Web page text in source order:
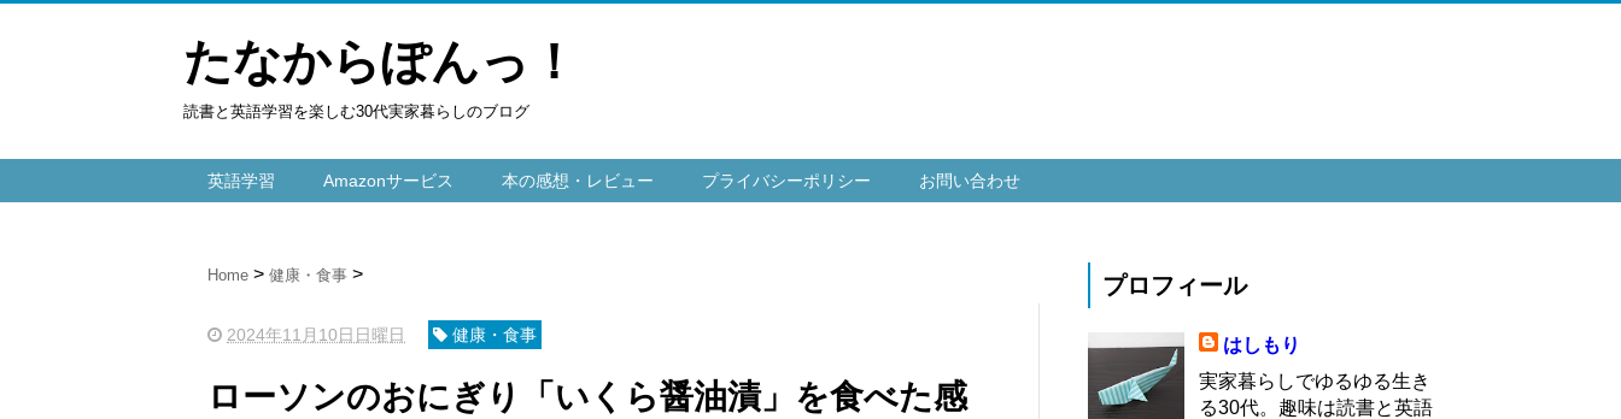
たなからぽんっ！
読書と英語学習を楽しむ30代実家暮らしのブログ
英語学習 Amazonサービス 本の感想・レビュー プライバシーポリシー お問い合わせ
Home 健康・食事
2024年11月10日日曜日 健康・食事
ローソンのおにぎり「いくら醤油漬」を食べた感
プロフィール
はしもり
実家暮らしでゆるゆる生き
る30代。趣味は読書と英語